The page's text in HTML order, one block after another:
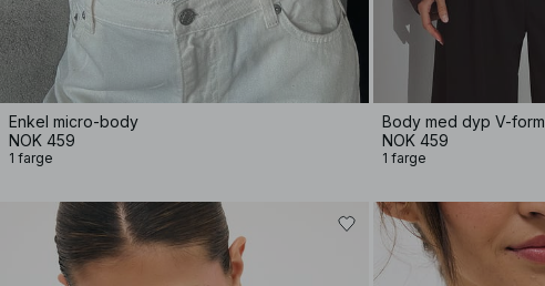
Enkel micro-body
NOK 459
1 farge
Body med dyp V-form
NOK 459
1 farge